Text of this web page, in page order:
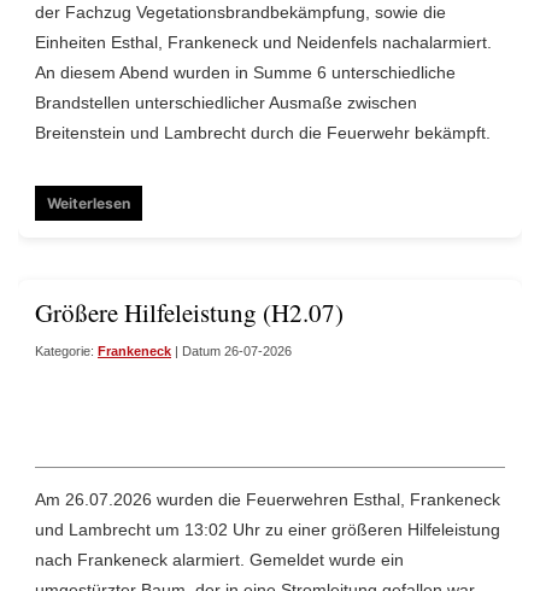
der Fachzug Vegetationsbrandbekämpfung, sowie die
Einheiten Esthal, Frankeneck und Neidenfels nachalarmiert.
An diesem Abend wurden in Summe 6 unterschiedliche
Brandstellen unterschiedlicher Ausmaße zwischen
Breitenstein und Lambrecht durch die Feuerwehr bekämpft.
Weiterlesen
Größere Hilfeleistung (H2.07)
Kategorie: Frankeneck | Datum 26-07-2026
Am 26.07.2026 wurden die Feuerwehren Esthal, Frankeneck
und Lambrecht um 13:02 Uhr zu einer größeren Hilfeleistung
nach Frankeneck alarmiert. Gemeldet wurde ein